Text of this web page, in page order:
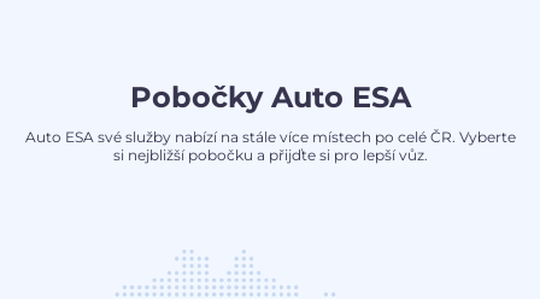
Pobočky Auto ESA
Auto ESA své služby nabízí na stále více místech po celé ČR. Vyberte
si nejbližší pobočku a přijďte si pro lepší vůz.